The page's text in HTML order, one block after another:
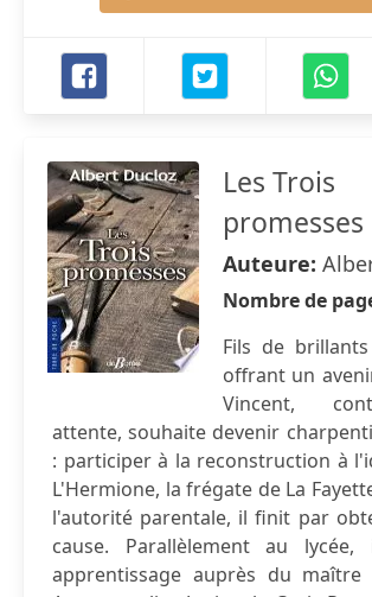
Les Trois
promesses
Auteure:
Nombre de
Fils de
offrant un
Vincent,
attente, souhaite devenir
: participer à la reconstruction à
L'Hermione, la frégate de La
l'autorité parentale, il finit par
cause. Parallèlement au
apprentissage auprès du maître